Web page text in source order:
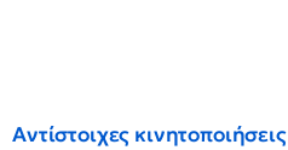
Αντίστοιχες κινητοποιήσεις